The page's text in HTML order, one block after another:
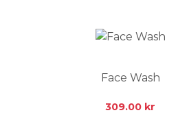
Face Wash
309.00 kr